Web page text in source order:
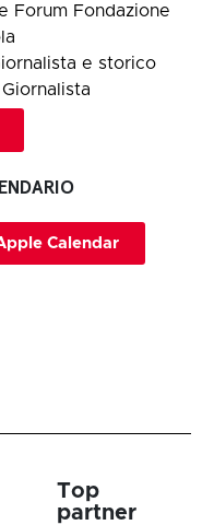
Forum Fondazione
e storico
Calendar
Top
partner